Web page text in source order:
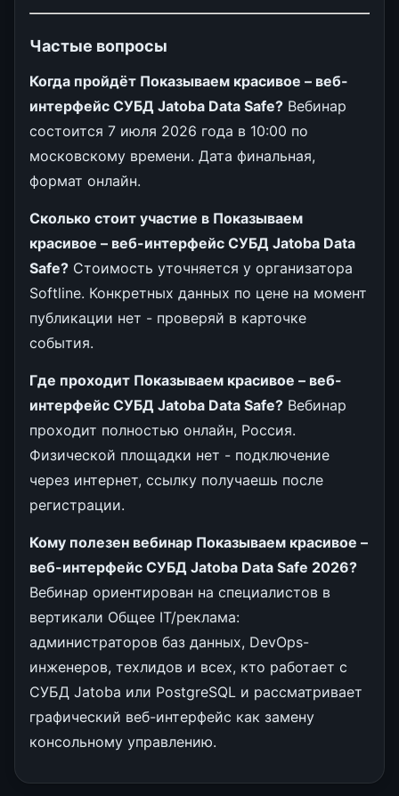
Частые вопросы
Когда пройдёт Показываем красивое – веб-
интерфейс СУБД Jatoba Data Safe? Вебинар
состоится 7 июля 2026 года в 10:00 по
московскому времени. Дата финальная,
формат онлайн.
Сколько стоит участие в Показываем
красивое – веб-интерфейс СУБД Jatoba Data
Safe? Стоимость уточняется у организатора
Softline. Конкретных данных по цене на момент
публикации нет - проверяй в карточке
события.
Где проходит Показываем красивое – веб-
интерфейс СУБД Jatoba Data Safe? Вебинар
проходит полностью онлайн, Россия.
Физической площадки нет - подключение
через интернет, ссылку получаешь после
регистрации.
Кому полезен вебинар Показываем красивое –
веб-интерфейс СУБД Jatoba Data Safe 2026?
Вебинар ориентирован на специалистов в
вертикали Общее IT/реклама:
администраторов баз данных, DevOps-
инженеров, техлидов и всех, кто работает с
СУБД Jatoba или PostgreSQL и рассматривает
графический веб-интерфейс как замену
консольному управлению.